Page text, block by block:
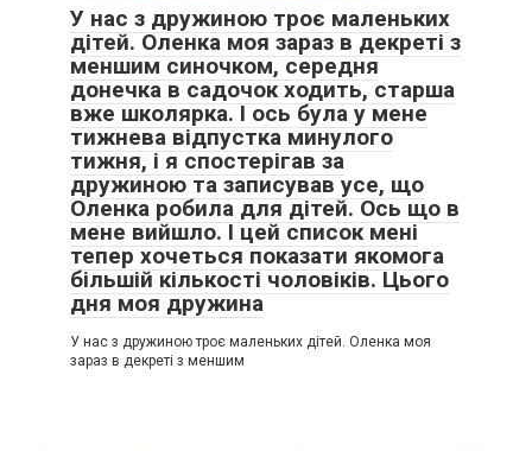
У нас з дружиною троє маленьких
дітей. Оленка моя зараз в декреті з
меншим синочком, середня
донечка в садочок ходить, старша
вже школярка. І ось була у мене
тижнева відпустка минулого
тижня, і я спостерігав за
дружиною та записував усе, що
Оленка робила для дітей. Ось що в
мене вийшло. І цей список мені
тепер хочеться показати якомога
більшій кількості чоловіків. Цього
дня моя дружина
У нас з дружиною троє маленьких дітей. Оленка моя
зараз в декреті з меншим